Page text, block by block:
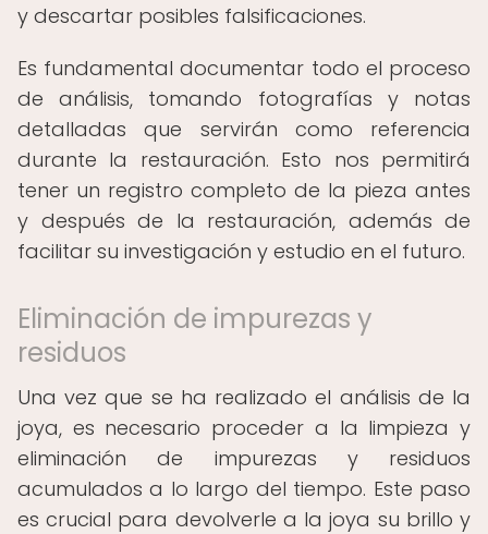
y descartar posibles falsificaciones.
Es fundamental documentar todo el proceso
de análisis, tomando fotografías y notas
detalladas que servirán como referencia
durante la restauración. Esto nos permitirá
tener un registro completo de la pieza antes
y después de la restauración, además de
facilitar su investigación y estudio en el futuro.
Eliminación de impurezas y
residuos
Una vez que se ha realizado el análisis de la
joya, es necesario proceder a la limpieza y
eliminación de impurezas y residuos
acumulados a lo largo del tiempo. Este paso
es crucial para devolverle a la joya su brillo y